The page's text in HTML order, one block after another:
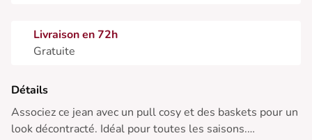
Livraison en 72h
Gratuite
Détails
Associez ce jean avec un pull cosy et des baskets pour un
look décontracté. Idéal pour toutes les saisons.